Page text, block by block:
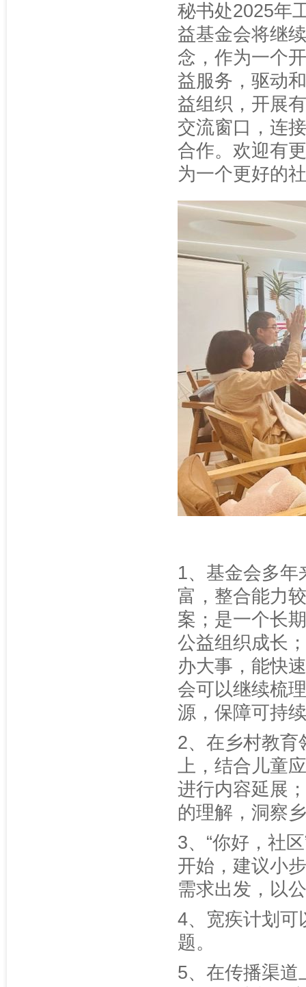
秘书处2025年
益基金会将继
念，作为一个
益服务，驱动
益组织，开展
交流窗口，连
合作。欢迎有
为一个更好的
1、基金会多年
富，整合能力
案；是一个长
公益组织成长
办大事，能快
会可以继续梳
源，保障可持
2、在乡村教育
上，结合儿童
进行内容延展
的理解，洞察
3、“你好，社
开始，建议小
需求出发，以
4、宽疾计划可
题。
5、在传播渠道